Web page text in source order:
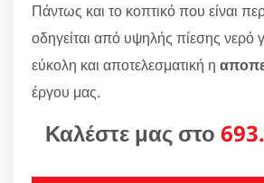
Πάντως και το κοπτικό που είναι
οδηγείται από υψηλής πίεσης νερό
εύκολη και αποτελεσματική η
έργου μας.
Καλέστε μας στο